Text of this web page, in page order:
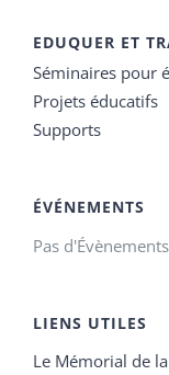
EDUQUER ET
Séminaires pour
Projets éducatifs
Supports
ÉVÉNEMENTS
Pas
LIENS UTILES
Le Mémorial de